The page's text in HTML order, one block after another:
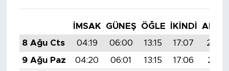
İMSAK GÜNEŞ ÖĞLE İKINDI
8 Ağu Cts
04:19 06:00 13:15 17:07
20:20
9 Ağu Paz
04:20 06:01 13:15 17:06
20:19